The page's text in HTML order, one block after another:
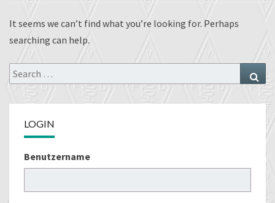
It seems we can’t find what you’re looking for. Perhaps
searching can help.
Search
for:
LOGIN
Benutzername